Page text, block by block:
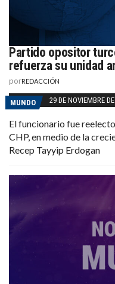
Partido opositor
refuerza su unidad
porREDACCIÓN
MUNDO 29 DE NOVIEMBRE
El funcionario fue
CHP, en medio de la
Recep Tayyip Erdogan